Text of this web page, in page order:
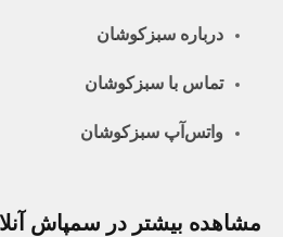
درباره سبزکوشان
تماس با سبزکوشان
واتس‌آپ سبزکوشان
مشاهده بیشتر در سمپاش